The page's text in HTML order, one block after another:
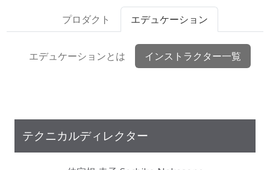
プロダクト エデュケーション
エデュケーションとは インストラクター一覧
テクニカルディレクター